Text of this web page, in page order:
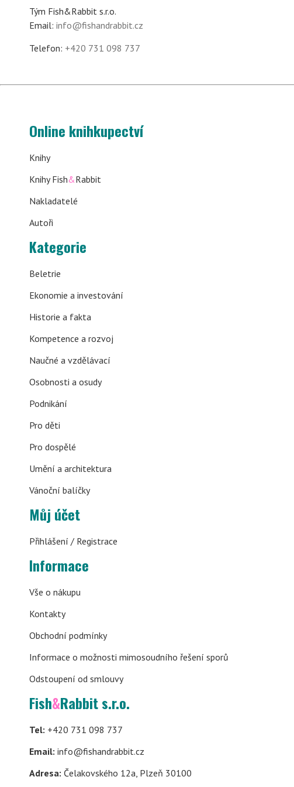
Tým Fish&Rabbit s.r.o.
Email: info@fishandrabbit.cz
Telefon: +420 731 098 737
Online knihkupectví
Knihy
Knihy Fish&Rabbit
Nakladatelé
Autoři
Kategorie
Beletrie
Ekonomie a investování
Historie a fakta
Kompetence a rozvoj
Naučné a vzdělávací
Osobnosti a osudy
Podnikání
Pro děti
Pro dospělé
Umění a architektura
Vánoční balíčky
Můj účet
Přihlášení / Registrace
Informace
Vše o nákupu
Kontakty
Obchodní podmínky
Informace o možnosti mimosoudního řešení sporů
Odstoupení od smlouvy
Fish&Rabbit s.r.o.
Tel: +420 731 098 737
Email: info@fishandrabbit.cz
Adresa: Čelakovského 12a, Plzeň 30100